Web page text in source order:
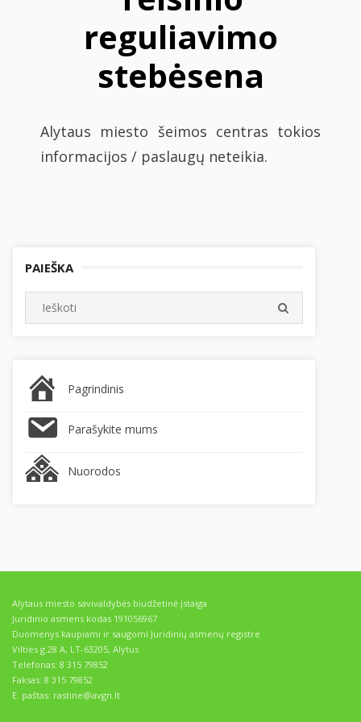
reguliavimo
stebėsena
Alytaus miesto šeimos centras tokios
informacijos / paslaugų neteikia.
PAIEŠKA
Search
for:
Pagrindinis
Parašykite mums
Nuorodos
Alytaus miesto savivaldybės biudžetinė įstaiga
Juridinio asmens kodas 191056967
Duomenys kaupiami ir saugomi Juridinių asmenų registre
Vilties g.28 A, LT-63205, Alytus
Telefonas: 8 315 79852
Faksas: 8 315 79852
E. paštas: rastine@avgn.lt